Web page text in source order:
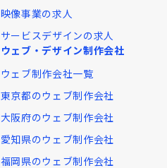
映像事業の求人
サービスデザインの求人
ウェブ・デザイン制作会社
ウェブ制作会社一覧
東京都のウェブ制作会社
大阪府のウェブ制作会社
愛知県のウェブ制作会社
福岡県のウェブ制作会社